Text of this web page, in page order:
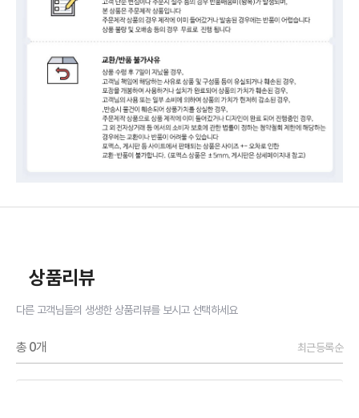
상품리뷰
다른 고객님들의 생생한 상품리뷰를 보시고 선택하세요
총 0개 최근등록순